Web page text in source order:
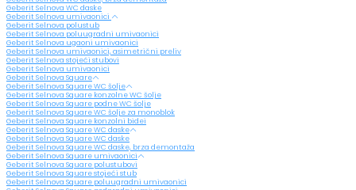
Geberit Selnova WC daske
Geberit Selnova umivaonici
Geberit Selnova polustub
Geberit Selnova poluugradni umivaonici
Geberit Selnova ugaoni umivaonici
Geberit Selnova umivaonici, asimetrični preliv
Geberit Selnova stojeći stubovi
Geberit Selnova umivaonici
Geberit Selnova Square
Geberit Selnova Square WC šolje
Geberit Selnova Square konzolne WC šolje
Geberit Selnova Square podne WC šolje
Geberit Selnova Square WC šolje za monoblok
Geberit Selnova Square konzolni bidei
Geberit Selnova Square WC daske
Geberit Selnova Square WC daske
Geberit Selnova Square WC daske, brza demontaža
Geberit Selnova Square umivaonici
Geberit Selnova Square polustubovi
Geberit Selnova Square stojeći stub
Geberit Selnova Square poluugradni umivaonici